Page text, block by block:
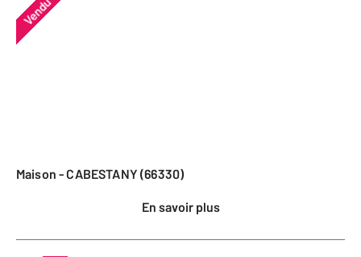
Vendu
Maison - CABESTANY (66330)
En savoir plus